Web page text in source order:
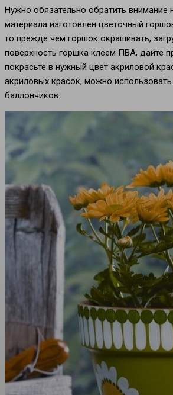
Нужно обязательно обратить внимание
материала изготовлен цветочный
то прежде чем горшок окрашивать,
поверхность горшка клеем ПВА, дайте
покрасьте в нужный цвет акриловой
акриловых красок, можно использовать
баллончиков.